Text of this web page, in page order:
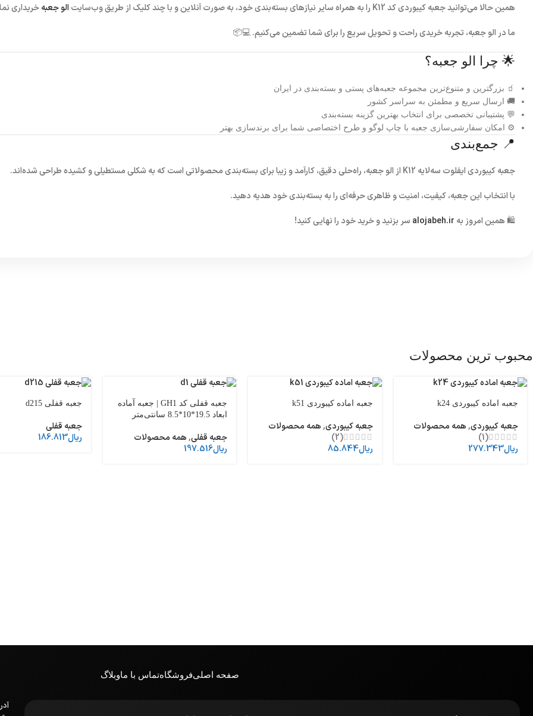
همین حالا می‌توانیدجعبه کیبوردی کد K12 را به همراه سایر نیازهای بسته‌بندی خود، به صورت آنلاین و با چند کلیک از طریق وب‌سایتالو جعبهخریداری
ما در الو جعبه، تجربه خریدی راحت و تحویل سریع را برای شما تضمین می‌کنیم. 💻📦
🌟 چرا الو جعبه؟
🧃 بزرگترین و متنوع‌ترین مجموعه جعبه‌های پستی و بسته‌بندی در ایران
🚚 ارسال سریع و مطمئن به سراسر کشور
💬 پشتیبانی تخصصی برای انتخاب بهترین گزینه بسته‌بندی
⚙️ امکان سفارشی‌سازی جعبه با چاپ لوگو و طرح اختصاصی شما برای برندسازی بهتر
📍 جمع‌بندی
جعبه کیبوردی ایفلوت سه‌لایه K12 ازالو جعبه، راه‌حلی دقیق، کارآمد و زیبا برای بسته‌بندی محصولاتی است که به شکلی مستطیلی و کشیده طراحی شده‌اند.
با انتخاب این جعبه، کیفیت، امنیت و ظاهری حرفه‌ای را به بسته‌بندی خود هدیه دهید.
🛍️ همین امروز به alojabeh.ir سر بزنید و خرید خود را نهایی کنید!
محبوب ترین محصولات
جعبه اماده کیبوردی k24
جعبه کیبوردی,همه محصولات
(1)
ریال277.343
جعبه اماده کیبوردی k51
جعبه کیبوردی,همه محصولات
(2)
ریال85.844
جعبه قفلی کد GH1 | جعبه آماده
ابعاد 19.5*10*8.5 سانتی‌متر
جعبه قفلی, همه محصولات
ریال197.516
جعبه قفلی d215
جعبه قفلی
ریال186.813
صفحه اصلیفروشگاهتماس با ماوبلاگ